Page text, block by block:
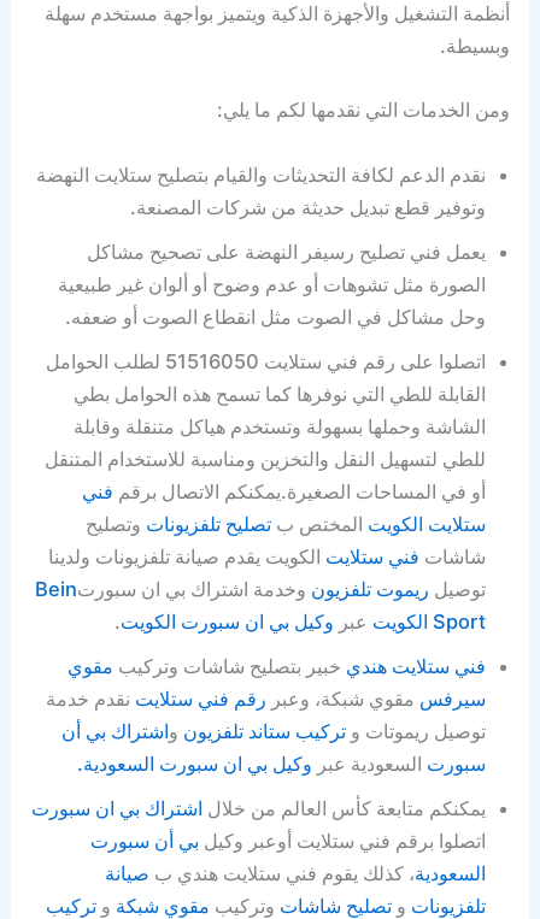
أنظمة التشغيل والأجهزة الذكية ويتميز بواجهة مستخدم سهلة
وبسيطة.
ومن الخدمات التي نقدمها لكم ما يلي:
نقدم الدعم لكافة التحديثات والقيام بتصليح ستلايت النهضة
وتوفير قطع تبديل حديثة من شركات المصنعة.
يعمل فني تصليح رسيفر النهضة على تصحيح مشاكل
الصورة مثل تشوهات أو عدم وضوح أو ألوان غير طبيعية
وحل مشاكل في الصوت مثل انقطاع الصوت أو ضعفه.
اتصلوا على رقم فني ستلايت 51516050 لطلب الحوامل
القابلة للطي التي نوفرها كما تسمح هذه الحوامل بطي
الشاشة وحملها بسهولة وتستخدم هياكل متنقلة وقابلة
للطي لتسهيل النقل والتخزين ومناسبة للاستخدام المتنقل
أو في المساحات الصغيرة.يمكنكم الاتصال برقم فني
ستلايت الكويت المختص بتصليح تلفزيونات وتصليح
شاشات فني ستلايت الكويت يقدم صيانة تلفزيونات ولدينا
توصيل ريموت تلفزيون وخدمة اشتراك بي ان سبورتBein
Sport الكويت
عبر وكيل بي ان سبورت الكويت.
فني ستلايت هندي خبير بتصليح شاشات وتركيب مقوي
سيرفس مقوي شبكة، وعبر رقم فني ستلايت نقدم خدمة
توصيل ريموتات وتركيب ستاند تلفزيون واشتراك بي أن
سبورت السعودية عبر وكيل بي ان سبورت السعودية.
يمكنكم متابعة كأس العالم من خلال اشتراك بي ان سبورت
اتصلوا برقم فني ستلايت أوعبر وكيل بي أن سبورت
السعودية، كذلك يقوم فني ستلايت هندي ب صيانة
تلفزيونات وتصليح شاشات وتركيب مقوي شبكة وتركيب